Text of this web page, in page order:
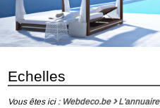
Echelles
Vous êtes ici : Webdeco.be L'annuaire